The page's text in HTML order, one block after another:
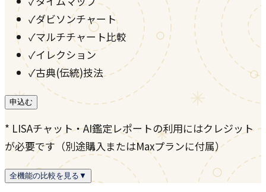
✓ダビソンチャート
✓マルチチャート比較
✓イレクション
✓古典(伝統)技法
申込む
* LISAチャット・AI鑑定レポートの利用にはクレジット
が必要です（別途購入またはMaxプランに付属）
全機能の比較を見る ▼